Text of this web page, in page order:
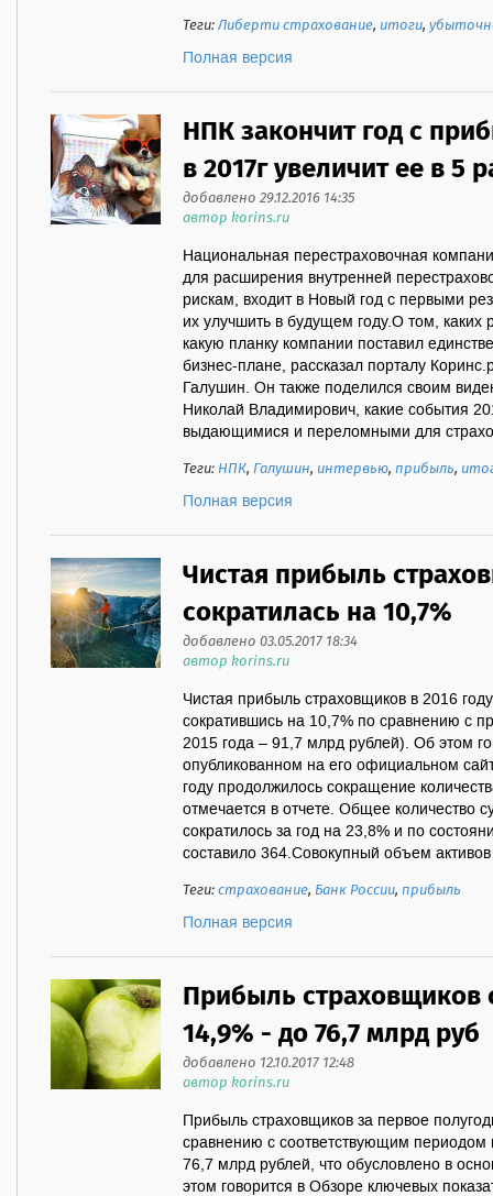
Теги:Либерти страхование, итоги,
Полная версия
НПК закончит год с
в 2017г увеличит ее в 5
добавлено 29.12.2016 14:35
автор korins.ru
Национальная перестраховочная
для расширения внутренней
рискам, входит в Новый год с первыми
их улучшить в будущем году.О том, каких
какую планку компании поставил
бизнес-плане, рассказал порталу
Галушин. Он также поделился своим
Николай Владимирович, какие события
выдающимися и переломными для
Теги:НПК, Галушин, интервью,прибыль,
Полная версия
Чистая прибыль
сократилась на 10,7%
добавлено 03.05.2017 18:34
автор korins.ru
Чистая прибыль страховщиков в 2016
сократившись на 10,7% по сравнению с
2015 года – 91,7 млрд рублей). Об этом
опубликованном на его официальном
году продолжилось сокращение
отмечается в отчете. Общее количество
сократилось за год на 23,8% и по
составило 364.Совокупный объем
Теги:страхование, Банк России,прибыль
Полная версия
Прибыль страховщиков
14,9% - до 76,7 млрд руб
добавлено 12.10.2017 12:48
автор korins.ru
Прибыль страховщиков за первое
сравнению с соответствующим периодом
76,7 млрд рублей, что обусловлено в
этом говорится в Обзоре ключевых